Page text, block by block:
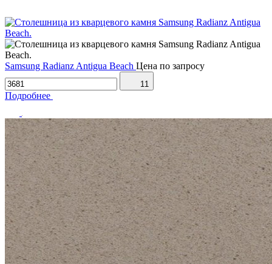
Samsung Radianz Antigua Beach Цена по запросу
11
Подробнее